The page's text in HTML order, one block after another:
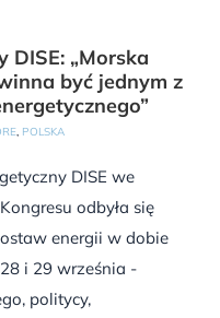
DISE: „Morska
być jednym z
, POLSKA
DISE we
odbyła się
energii w dobie
i 29 września -
politycy,